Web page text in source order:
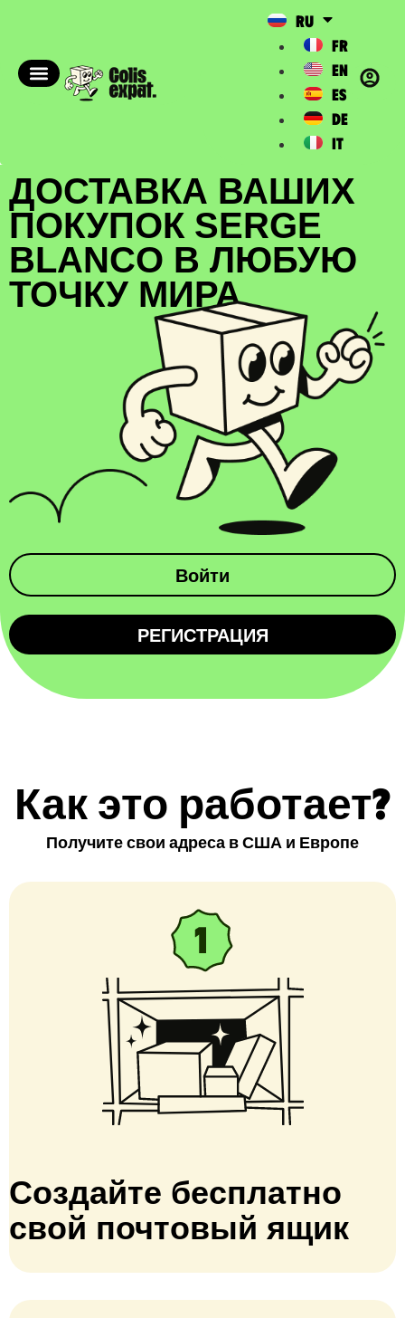
RU
FR
EN
ES
DE
IT
ДОСТАВКА ВАШИХ
ПОКУПОК SERGE
BLANCO В ЛЮБУЮ
ТОЧКУ МИРА
Войти
РЕГИСТРАЦИЯ
Как это работает?
Получите свои адреса в США и Европе
Создайте бесплатно
свой почтовый ящик